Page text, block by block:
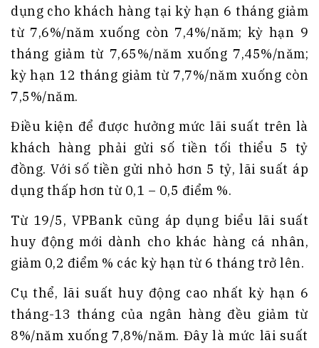
dụng cho khách hàng tại kỳ hạn 6 tháng giảm
từ 7,6%/năm xuống còn 7,4%/năm; kỳ hạn 9
tháng giảm từ 7,65%/năm xuống 7,45%/năm;
kỳ hạn 12 tháng giảm từ 7,7%/năm xuống còn
7,5%/năm.
Điều kiện để được hưởng mức lãi suất trên là
khách hàng phải gửi số tiền tối thiểu 5 tỷ
đồng. Với số tiền gửi nhỏ hơn 5 tỷ, lãi suất áp
dụng thấp hơn từ 0,1 – 0,5 điểm %.
Từ 19/5, VPBank cũng áp dụng biểu lãi suất
huy động mới dành cho khác hàng cá nhân,
giảm 0,2 điểm % các kỳ hạn từ 6 tháng trở lên.
Cụ thể, lãi suất huy động cao nhất kỳ hạn 6
tháng-13 tháng của ngân hàng đều giảm từ
8%/năm xuống 7,8%/năm. Đây là mức lãi suất